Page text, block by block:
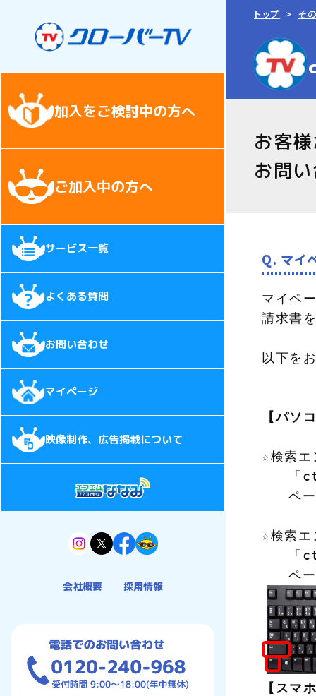
加入をご検討中の方へ
ご加入中の方へ
サービス一覧
よくある質問
お問い合わせ
マイページ
映像制作、広告掲載について
会社概要 採用情報
トップ そ
お客
お問
Q. マイ
マイペ
請求書
以下を
【パソ
☆検索エ
「
ペー
☆検索エ
「
ペー
【スマ